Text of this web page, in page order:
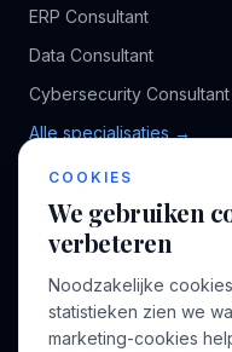
ERP Consultant
Data Consultant
Cybersecurity Consultant
Alle specialisaties →
BEDRIJF
Over ons
COOKIES
We gebruiken
verbeteren
Noodzakelijke
statistieken zien we
marketing-cookies